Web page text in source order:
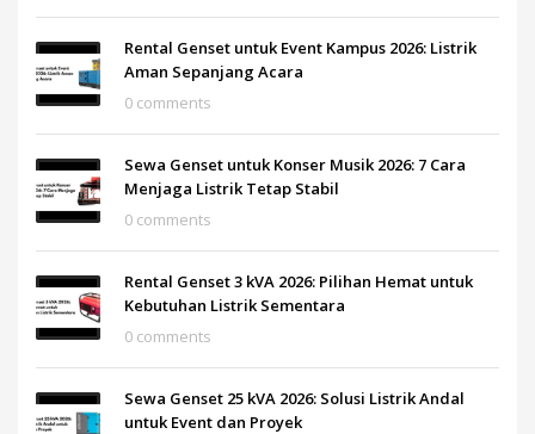
Rental Genset untuk Event Kampus 2026: Listrik
Aman Sepanjang Acara
0 comments
Sewa Genset untuk Konser Musik 2026: 7 Cara
Menjaga Listrik Tetap Stabil
0 comments
Rental Genset 3 kVA 2026: Pilihan Hemat untuk
Kebutuhan Listrik Sementara
0 comments
Sewa Genset 25 kVA 2026: Solusi Listrik Andal
untuk Event dan Proyek